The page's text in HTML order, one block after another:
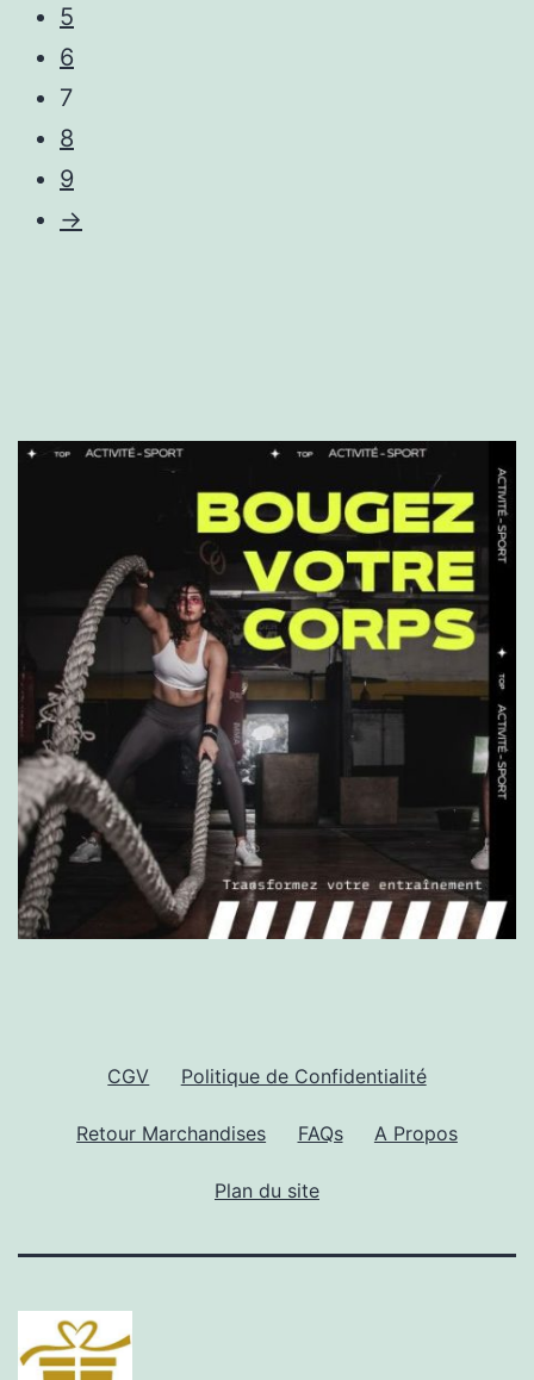
5
6
7
8
9
→
CGV Politique de Confidentialité
Retour Marchandises FAQs A Propos
Plan du site